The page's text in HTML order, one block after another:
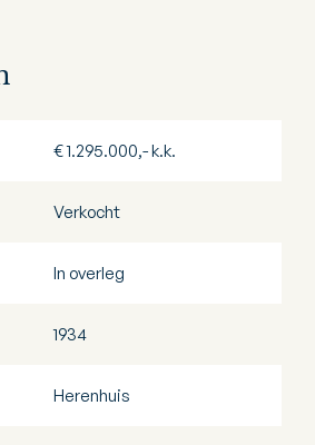
€ 1.295.000,- k.k.
Verkocht
In overleg
1934
Herenhuis